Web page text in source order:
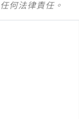
何法律責任。